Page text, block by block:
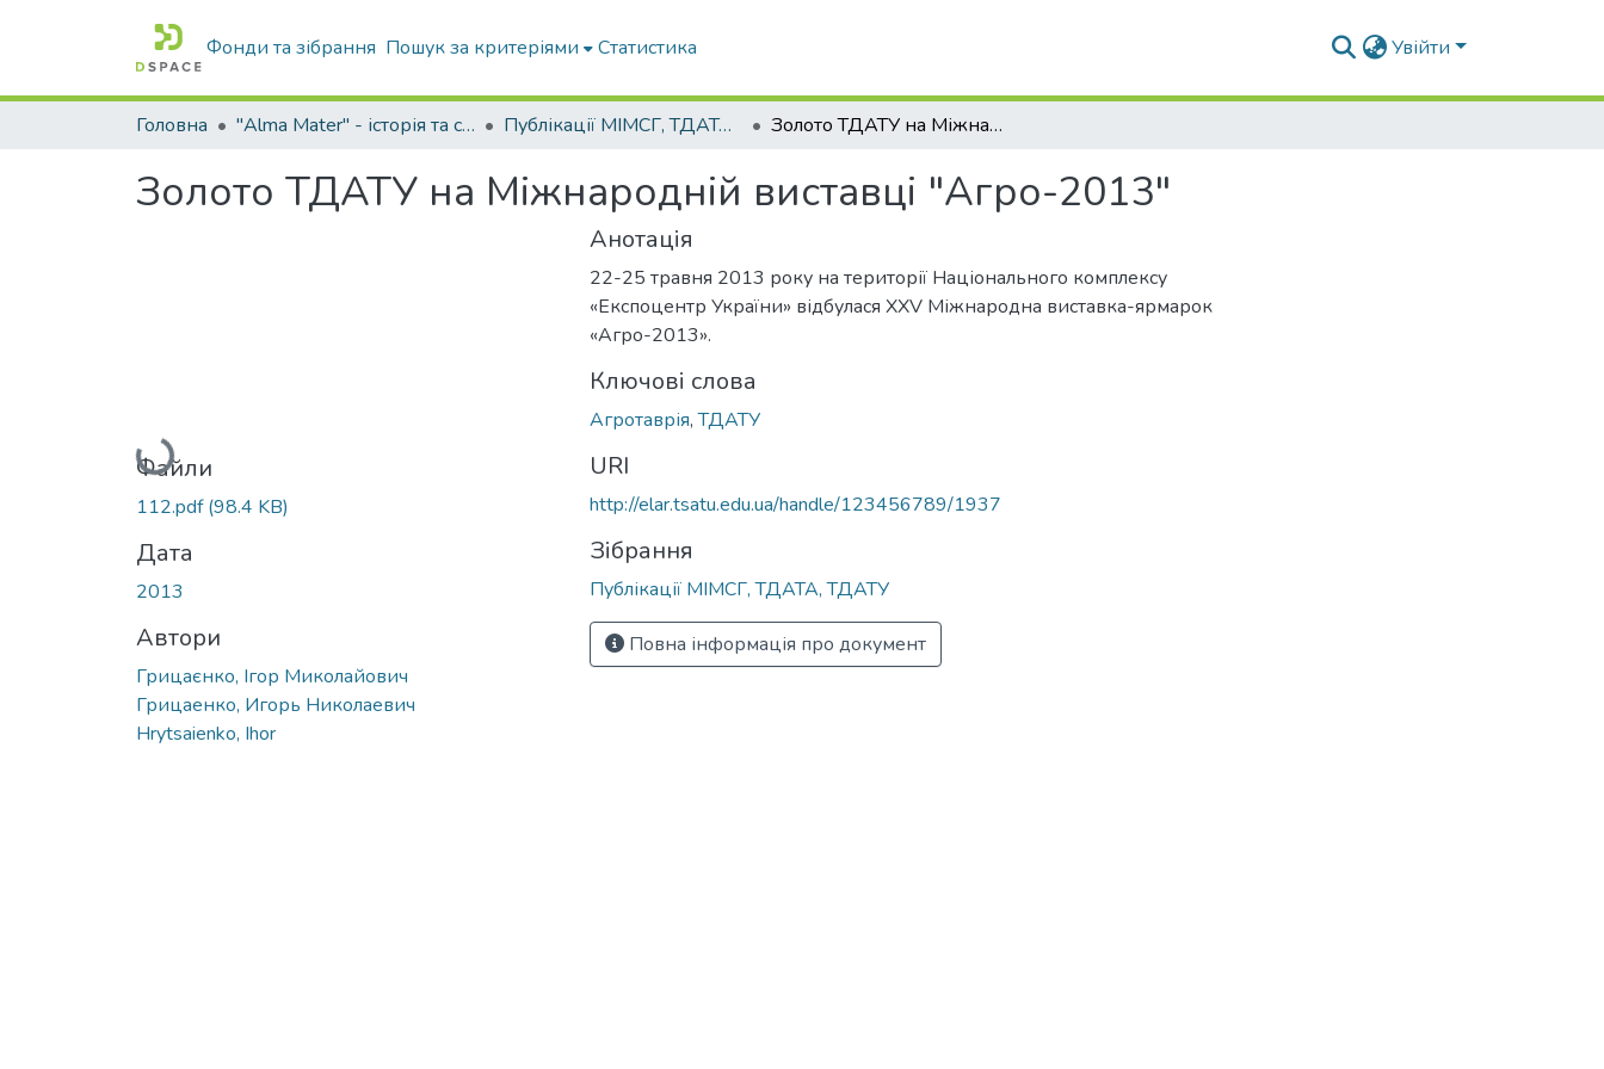
Фонди та зібрання Пошук за критеріями Статистика Увійти
Головна "Alma Mater" - історія та сьогодення Університету Публікації МІМСГ, ТДАТА, ТДАТУ Золото ТДАТУ на Міжнародній виставці "Агро-2013"
Золото ТДАТУ на Міжнародній виставці "Агро-2013"
Вантажиться...
Файли
112.pdf(98.4 KB)
Дата
2013
Автори
Грицаєнко, Ігор Миколайович
Грицаенко, Игорь Николаевич
Hrytsaienko, Ihor
Анотація
22-25 травня 2013 року на території Національного комплексу
«Експоцентр України» відбулася XXV Міжнародна виставка-ярмарок
«Агро-2013».
Ключові слова
Агротаврія,ТДАТУ
URI
http://elar.tsatu.edu.ua/handle/123456789/1937
Зібрання
Публікації МІМСГ, ТДАТА, ТДАТУ
Повна інформація про документ